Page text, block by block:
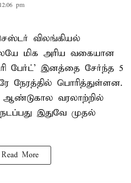
pm
விலங்கியல்
மிக அரிய வகையான
பேர்ட்' இனத்தை சேர்ந்த 5
நேரத்தில் பொரித்துள்ளன.
ஆண்டுகால வரலாற்றில்
இதுவே முதல்
Read More